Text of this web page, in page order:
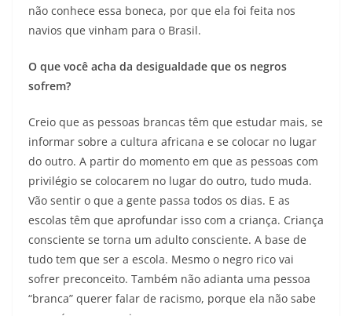
não conhece essa boneca, por que ela foi feita nos
navios que vinham para o Brasil.
O que você acha da desigualdade que os negros
sofrem?
Creio que as pessoas brancas têm que estudar mais, se
informar sobre a cultura africana e se colocar no lugar
do outro. A partir do momento em que as pessoas com
privilégio se colocarem no lugar do outro, tudo muda.
Vão sentir o que a gente passa todos os dias. E as
escolas têm que aprofundar isso com a criança. Criança
consciente se torna um adulto consciente. A base de
tudo tem que ser a escola. Mesmo o negro rico vai
sofrer preconceito. Também não adianta uma pessoa
“branca” querer falar de racismo, porque ela não sabe